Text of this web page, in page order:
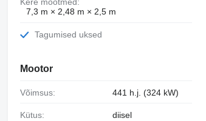
7,3 m × 2,48 m × 2,5 m
Tagumised uksed
Mootor
Võimsus: 441 h.j. (324 kW)
Kütus: diisel